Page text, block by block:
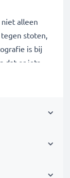
alleen
stoten,
is bij
dat er iets
van